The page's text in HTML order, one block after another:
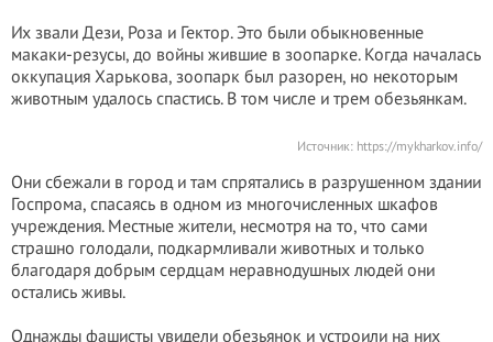
Их звали Дези, Роза и Гектор. Это были обыкновенные
макаки-резусы, до войны жившие в зоопарке. Когда началась
оккупация Харькова, зоопарк был разорен, но некоторым
животным удалось спастись. В том числе и трем обезьянкам.
Источник: https://mykharkov.info/
Они сбежали в город и там спрятались в разрушенном здании
Госпрома, спасаясь в одном из многочисленных шкафов
учреждения. Местные жители, несмотря на то, что сами
страшно голодали, подкармливали животных и только
благодаря добрым сердцам неравнодушных людей они
остались живы.
Однажды фашисты увидели обезьянок и устроили на них